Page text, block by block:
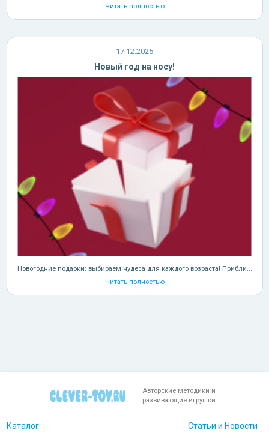
Читать полностью
17.12.2025
Новый год на носу!
Новогодние подарки: выбираем чудеса для каждого возраста! Прибли...
Читать полностью
Авторские методики и
развивающие игрушки
Каталог Статьи и Новости